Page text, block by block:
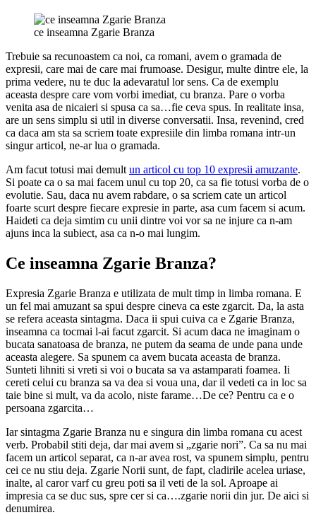
ce inseamna Zgarie Branza
Trebuie sa recunoastem ca noi, ca romani, avem o gramada de
expresii, care mai de care mai frumoase. Desigur, multe dintre ele, la
prima vedere, nu te duc la adevaratul lor sens. Ca de exemplu
aceasta despre care vom vorbi imediat, cu branza. Pare o vorba
venita asa de nicaieri si spusa ca sa…fie ceva spus. In realitate insa,
are un sens simplu si util in diverse conversatii. Insa, revenind, cred
ca daca am sta sa scriem toate expresiile din limba romana intr-un
singur articol, ne-ar lua o gramada.
Am facut totusi mai demult un articol cu top 10 expresii amuzante.
Si poate ca o sa mai facem unul cu top 20, ca sa fie totusi vorba de o
evolutie. Sau, daca nu avem rabdare, o sa scriem cate un articol
foarte scurt despre fiecare expresie in parte, asa cum facem si acum.
Haideti ca deja simtim cu unii dintre voi vor sa ne injure ca n-am
ajuns inca la subiect, asa ca n-o mai lungim.
Ce inseamna Zgarie Branza?
Expresia Zgarie Branza e utilizata de mult timp in limba romana. E
un fel mai amuzant sa spui despre cineva ca este zgarcit. Da, la asta
se refera aceasta sintagma. Daca ii spui cuiva ca e Zgarie Branza,
inseamna ca tocmai l-ai facut zgarcit. Si acum daca ne imaginam o
bucata sanatoasa de branza, ne putem da seama de unde pana unde
aceasta alegere. Sa spunem ca avem bucata aceasta de branza.
Sunteti lihniti si vreti si voi o bucata sa va astamparati foamea. Ii
cereti celui cu branza sa va dea si voua una, dar il vedeti ca in loc sa
taie bine si mult, va da acolo, niste farame…De ce? Pentru ca e o
persoana zgarcita…
Iar sintagma Zgarie Branza nu e singura din limba romana cu acest
verb. Probabil stiti deja, dar mai avem si „zgarie nori”. Ca sa nu mai
facem un articol separat, ca n-ar avea rost, va spunem simplu, pentru
cei ce nu stiu deja. Zgarie Norii sunt, de fapt, cladirile acelea uriase,
inalte, al caror varf cu greu poti sa il veti de la sol. Aproape ai
impresia ca se duc sus, spre cer si ca….zgarie norii din jur. De aici si
denumirea.